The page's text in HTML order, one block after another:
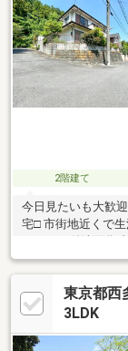
ください！資金計
希望日にご案内可
2階建て
今日見たいも大歓
宅□ 市街地近くで
間取り□ 緑豊かな
東京都西
3LDK